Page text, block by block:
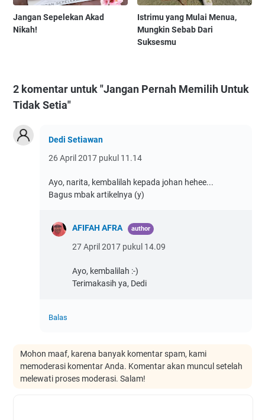
Jangan Sepelekan Akad
Nikah!
Istrimu yang Mulai Menua,
Mungkin Sebab Dari
Suksesmu
2 komentar untuk "Jangan Pernah Memilih Untuk
Tidak Setia"
Dedi Setiawan
26 April 2017 pukul 11.14
Ayo, narita, kembalilah kepada johan hehee...
Bagus mbak artikelnya (y)
AFIFAH AFRA
27 April 2017 pukul 14.09
Ayo, kembalilah :-)
Terimakasih ya, Dedi
Balas
Mohon maaf, karena banyak komentar spam, kami
memoderasi komentar Anda. Komentar akan muncul setelah
melewati proses moderasi. Salam!